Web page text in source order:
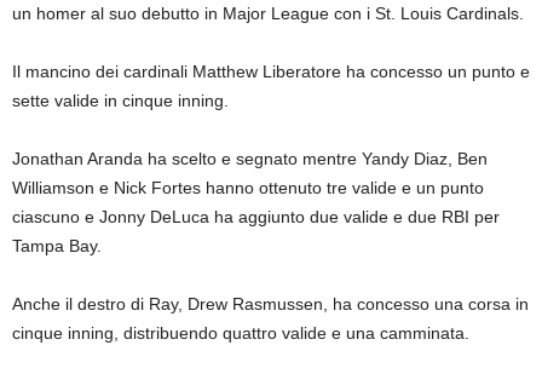
un homer al suo debutto in Major League con i St. Louis Cardinals.
Il mancino dei cardinali Matthew Liberatore ha concesso un punto e
sette valide in cinque inning.
Jonathan Aranda ha scelto e segnato mentre Yandy Diaz, Ben
Williamson e Nick Fortes hanno ottenuto tre valide e un punto
ciascuno e Jonny DeLuca ha aggiunto due valide e due RBI per
Tampa Bay.
Anche il destro di Ray, Drew Rasmussen, ha concesso una corsa in
cinque inning, distribuendo quattro valide e una camminata.